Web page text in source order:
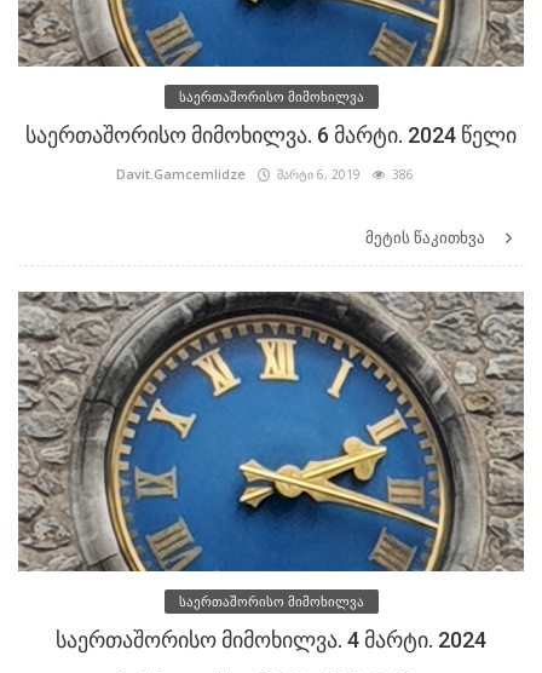
საერთაშორისო მიმოხილვა
საერთაშორისო მიმოხილვა. 6 მარტი. 2024 წელი
Davit.Gamcemlidze მარტი 6, 2019 386
მეტის წაკითხვა
საერთაშორისო მიმოხილვა
საერთაშორისო მიმოხილვა. 4 მარტი. 2024